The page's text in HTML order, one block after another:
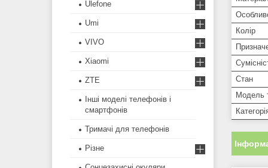
Колір
Стан
Модель
Ulefone
Umi
VIVO
Xiaomi
ZTE
Інші моделі телефонів і
смартфонів
Тримачі для телефонів
Різне